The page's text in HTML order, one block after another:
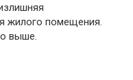
жилого помещения.
выше.